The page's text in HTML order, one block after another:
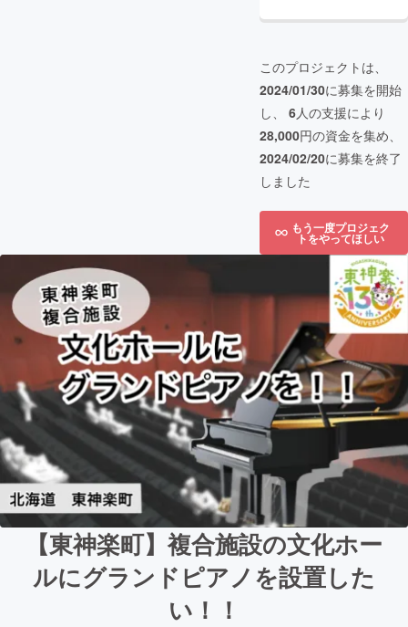
このプロジェクトは、
2024/01/30に募集を開始
し、 6人の支援により
28,000円の資金を集め、
2024/02/20に募集を終了
しました
もう一度プロジェク
トをやってほしい
【東神楽町】複合施設の文化ホー
ルにグランドピアノを設置した
い！！